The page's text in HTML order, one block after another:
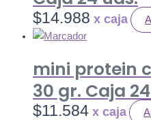
$14.988
mini protein
30 gr. Caja
$11.584